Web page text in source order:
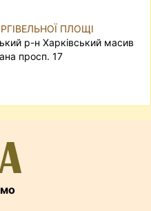
ПЛОЩІ
р-н Харківський масив
просп. 17